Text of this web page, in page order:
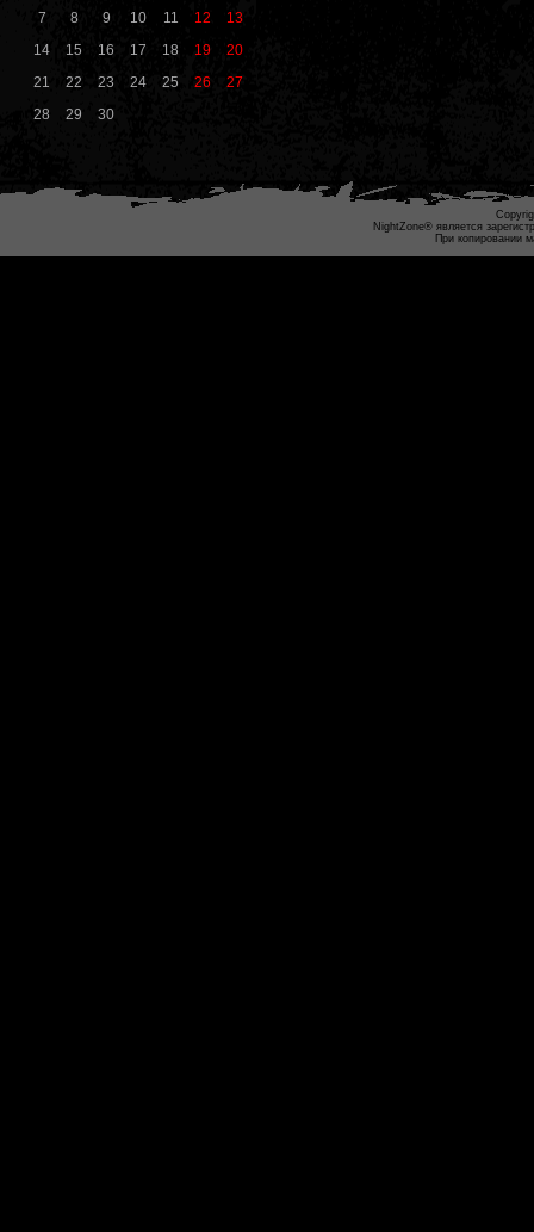
7
8 9 10 11 12
13
14
15 16 17 18 19
20
21
22 23 24 25 26
27
28
29 30
NightZone® является
При копировании